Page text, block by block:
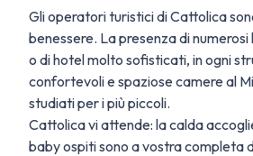
Gli operatori turistici di Cattolica
benessere. La presenza di
o di hotel molto sofisticati, in ogni
confortevoli e spaziose camere al
studiati per i più piccoli.
Cattolica vi attende: la calda
baby ospiti sono a vostra completa